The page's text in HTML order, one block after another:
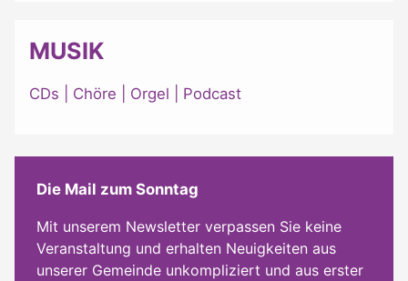
MUSIK
CDs Chöre Orgel Podcast
Die Mail zum Sonntag
Mit unserem Newsletter verpassen Sie keine
Veranstaltung und erhalten Neuigkeiten aus
unserer Gemeinde unkompliziert und aus erster